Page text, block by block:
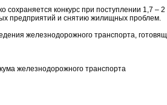
сохраняется конкурс при поступлении 1,7
предприятий и снятию жилищных проблем.
железнодорожного транспорта,
железнодорожного транспорта